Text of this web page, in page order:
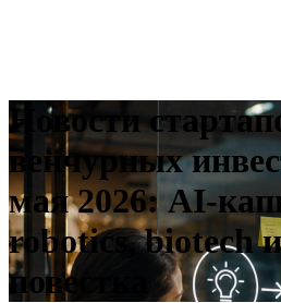
Новости
венчурных
мая 2026: AI-
robotics, biotech
повестка